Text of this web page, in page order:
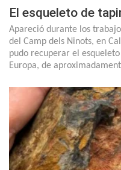
El esqueleto de
Apareció durante los
del Camp dels Ninots, en
pudo recuperar el
Europa, de